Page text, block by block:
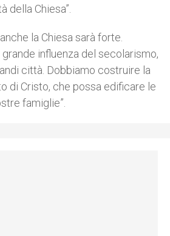
della Chiesa”.
la Chiesa sarà forte.
grande influenza del secolarismo,
città. Dobbiamo costruire la
di Cristo, che possa edificare le
famiglie”.